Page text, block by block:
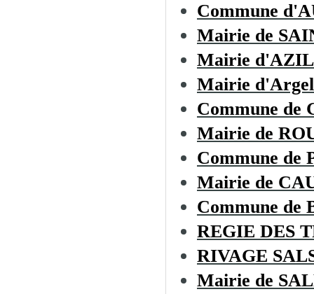
Commune
Mairie de
Mairie
Mairie
Commune
Mairie de
Commune de
Mairie de
Commune de
REGIE DES
RIVAGE
Mairie de